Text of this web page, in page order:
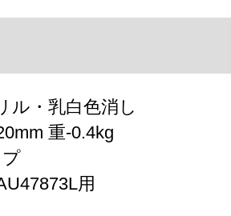
ル・乳白色消し
重-0.4kg
用